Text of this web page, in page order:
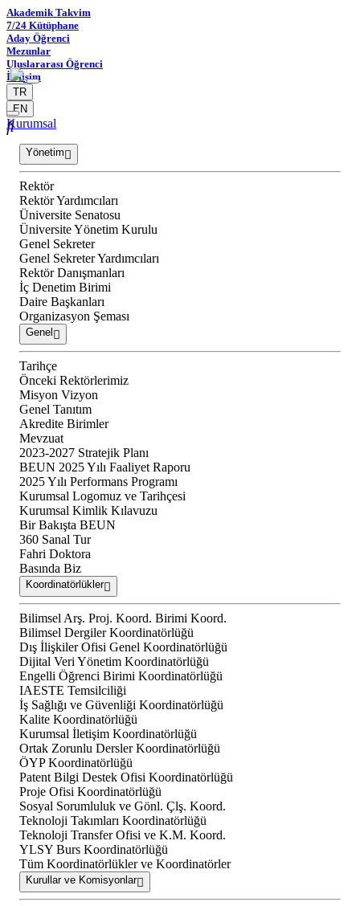
Akademik Takvim
7/24 Kütüphane
Aday Öğrenci
Mezunlar
Uluslararası Öğrenci
İletişim
TR
EN
Kurumsal
Yönetim
Rektör
Rektör Yardımcıları
Üniversite Senatosu
Üniversite Yönetim Kurulu
Genel Sekreter
Genel Sekreter Yardımcıları
Rektör Danışmanları
İç Denetim Birimi
Daire Başkanları
Organizasyon Şeması
Genel
Tarihçe
Önceki Rektörlerimiz
Misyon Vizyon
Genel Tanıtım
Akredite Birimler
Mevzuat
2023-2027 Stratejik Planı
BEUN 2025 Yılı Faaliyet Raporu
2025 Yılı Performans Programı
Kurumsal Logomuz ve Tarihçesi
Kurumsal Kimlik Kılavuzu
Bir Bakışta BEUN
360 Sanal Tur
Fahri Doktora
Basında Biz
Koordinatörlükler
Bilimsel Arş. Proj. Koord. Birimi Koord.
Bilimsel Dergiler Koordinatörlüğü
Dış İlişkiler Ofisi Genel Koordinatörlüğü
Dijital Veri Yönetim Koordinatörlüğü
Engelli Öğrenci Birimi Koordinatörlüğü
IAESTE Temsilciliği
İş Sağlığı ve Güvenliği Koordinatörlüğü
Kalite Koordinatörlüğü
Kurumsal İletişim Koordinatörlüğü
Ortak Zorunlu Dersler Koordinatörlüğü
ÖYP Koordinatörlüğü
Patent Bilgi Destek Ofisi Koordinatörlüğü
Proje Ofisi Koordinatörlüğü
Sosyal Sorumluluk ve Gönl. Çlş. Koord.
Teknoloji Takımları Koordinatörlüğü
Teknoloji Transfer Ofisi ve K.M. Koord.
YLSY Burs Koordinatörlüğü
Tüm Koordinatörlükler ve Koordinatörler
Kurullar ve Komisyonlar